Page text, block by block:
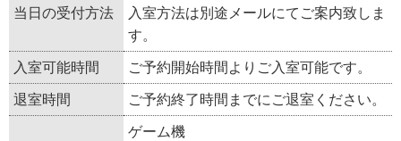
当日の受付方法
入室方法は別途メールにてご案内致しま
す。
入室可能時間 ご予約開始時間よりご入室可能です。
退室時間 ご予約終了時間までにご退室ください。
ゲーム機